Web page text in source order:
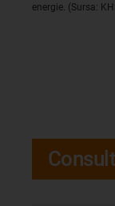
energie. (Sursa: